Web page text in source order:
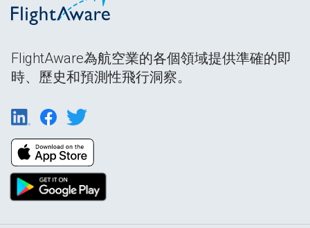
FlightAware為航空業的各個領域提供準確的即
時、歷史和預測性飛行洞察。